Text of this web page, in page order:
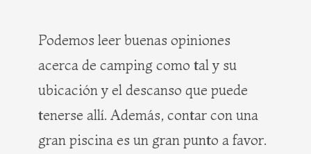
Podemos leer buenas opiniones
acerca de camping como tal y su
ubicación y el descanso que puede
tenerse allí. Además, contar con una
gran piscina es un gran punto a favor.